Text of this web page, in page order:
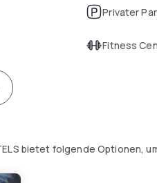
Privater
Fitness
bietet folgende